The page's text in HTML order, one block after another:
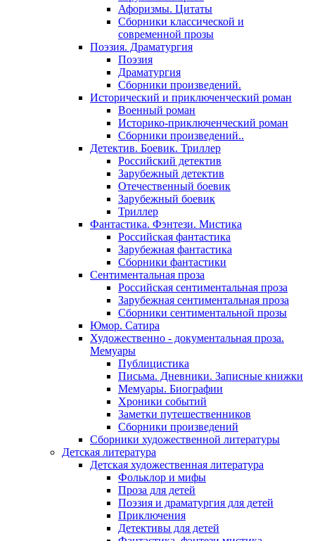
Афоризмы. Цитаты
Сборники классической и
современной прозы
Поэзия. Драматургия
Поэзия
Драматургия
Сборники произведений.
Исторический и приключенческий роман
Военный роман
Историко-приключенческий роман
Сборники произведений..
Детектив. Боевик. Триллер
Российский детектив
Зарубежный детектив
Отечественный боевик
Зарубежный боевик
Триллер
Фантастика. Фэнтези. Мистика
Российская фантастика
Зарубежная фантастика
Сборники фантастики
Сентиментальная проза
Российская сентиментальная проза
Зарубежная сентиментальная проза
Сборники сентиментальной прозы
Юмор. Сатира
Художественно - документальная проза.
Мемуары
Публицистика
Письма. Дневники. Записные книжки
Мемуары. Биографии
Хроники событий
Заметки путешественников
Сборники произведений
Сборники художественной литературы
Детская литература
Детская художественная литература
Фольклор и мифы
Проза для детей
Поэзия и драматургия для детей
Приключения
Детективы для детей